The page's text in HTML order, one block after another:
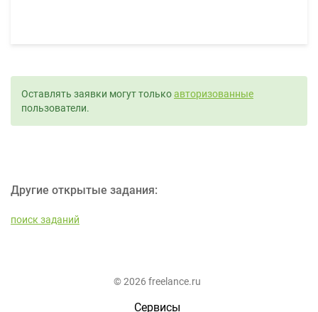
Оставлять заявки могут толькоавторизованные
пользователи.
Другие открытые задания:
поиск заданий
© 2026 freelance.ru
Сервисы